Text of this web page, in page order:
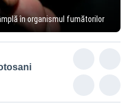
în organismul fumătorilor